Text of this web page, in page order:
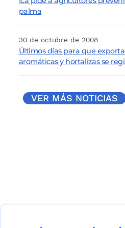
palma
30 de octubre de 2008
Últimos días para que
aromáticas y hortalizas se
VER MÁS NOTICIAS